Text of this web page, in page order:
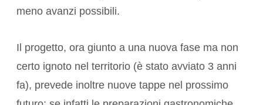
meno avanzi possibili.
Il progetto, ora giunto a una nuova fase ma non
certo ignoto nel territorio (è stato avviato 3 anni
fa), prevede inoltre nuove tappe nel prossimo